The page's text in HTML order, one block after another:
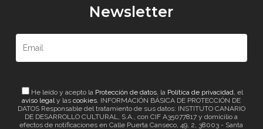
Newsletter
He leído y acepto la Protección de datos, la Política de privacidad, el
aviso legaly lascookies. INFORMACIÓN BÁSICA DE PROTECCIÓN DE
DATOS Responsable del tratamiento de sus datos: INSTITUTO CANARIO
DE DESARROLLO CULTURAL, S.A., con CIF A35077817 y domicilio a
efectos de notificaciones en Calle Puerta Canseco, 49, 2, 38003 - Santa